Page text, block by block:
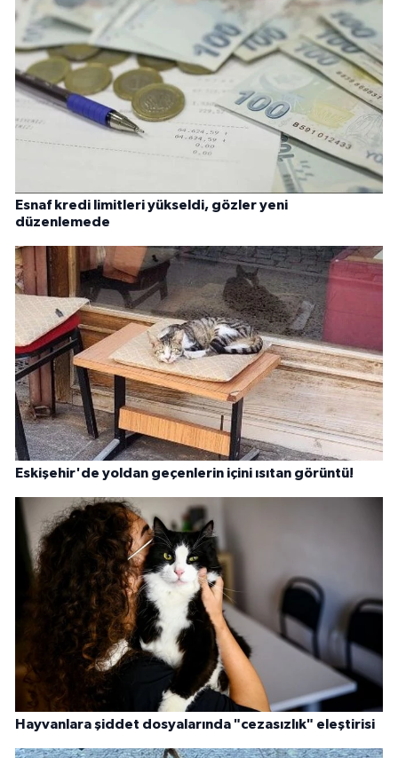
Esnaf kredi limitleri yükseldi, gözler yeni
düzenlemede
Eskişehir'de yoldan geçenlerin içini ısıtan görüntü!
Hayvanlara şiddet dosyalarında "cezasızlık" eleştirisi